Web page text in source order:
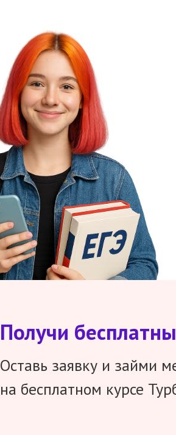
Получи
Оставь заявку и займи
на бесплатном курсе